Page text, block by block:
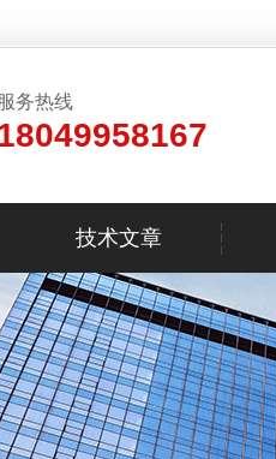
服务热线
技术文章